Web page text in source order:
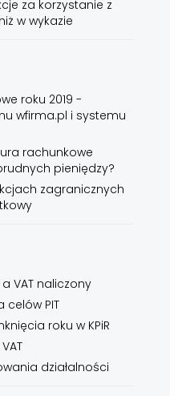
za korzystanie z
w wykazie
roku 2019 -
wfirma.pl i systemu
rachunkowe
pieniędzy?
zagranicznych
VAT naliczony
celów PIT
roku w KPiR
działalności